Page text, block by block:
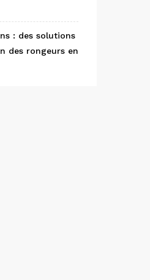
: des solutions
des rongeurs en